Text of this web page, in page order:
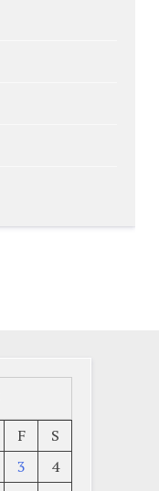
F
S
3
4